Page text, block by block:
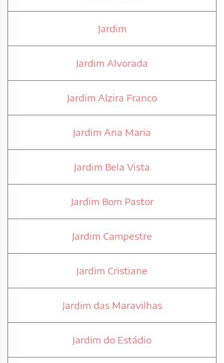
Jardim
Jardim Alvorada
Jardim Alzira Franco
Jardim Ana Maria
Jardim Bela Vista
Jardim Bom Pastor
Jardim Campestre
Jardim Cristiane
Jardim das Maravilhas
Jardim do Estádio